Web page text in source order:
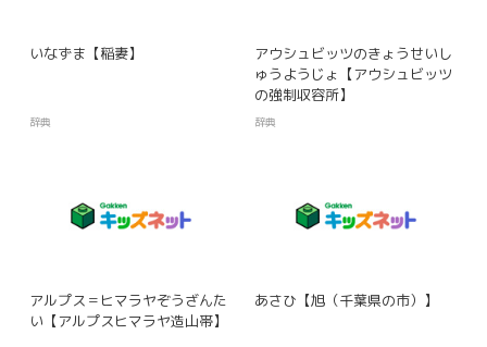
いなずま【稲妻】
辞典
アウシュビッツのきょうせいし
ゅうようじょ【アウシュビッツ
の強制収容所】
辞典
アルプス＝ヒマラヤぞうざんた
い【アルプスヒマラヤ造山帯】
あさひ【旭（千葉県の市）】